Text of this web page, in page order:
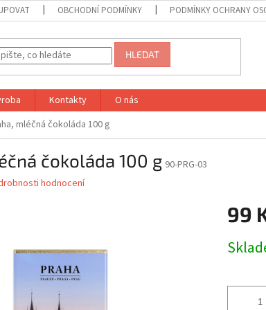
OBCHODNÍ PODMÍNKY PODMÍNKY OCHRANY
HLEDAT
Kontakty
O nás
mléčná čokoláda 100 g
čokoláda 100 g 90-PRG-03
hodnocení
99
cena: